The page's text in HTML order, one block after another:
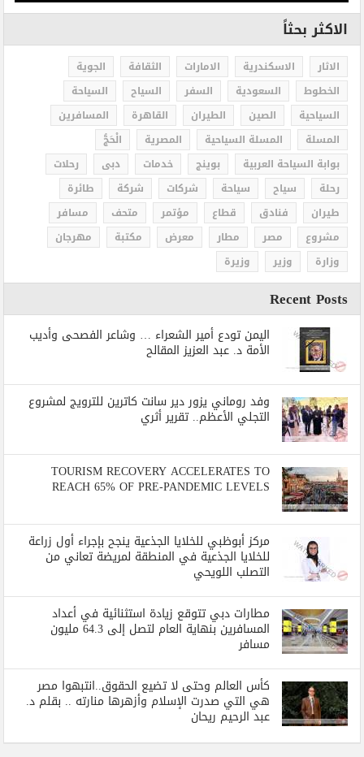
الاكثر بحثاً
الاثار الاسكندرية الامارات الثقافة
الجوية
الخطوط
السعودية السفر السياح
السياحة
السياحية
الصين الطيران القاهرة
المسافرين
المسلة
المسلة السياحية المصرية
الْحَجُّ
بوابة السياحة العربية
بوينج خدمات دبى
رحلات
رحلة
سياح سياحة شركات شركة
طائرة
طيران
فنادق قطاع مؤتمر متحف
مسافر
مشروع
مصر مطار معرض مكتبة
مهرجان
وزارة
وزير وزيرة
Recent Posts
اليمن تودع أمير الشعراء … وشاعر الفصحى وأديب
الأمة د. عبد العزيز المقالح
وفد روماني يزور دير سانت كاترين للترويج لمشروع
التجلي الأعظم.. تقرير أثري
TOURISM RECOVERY ACCELERATES TO
REACH 65% OF PRE-PANDEMIC LEVELS
مركز أبوظبي للخلايا الجذعية ينجح بإجراء أول زراعة
للخلايا الجذعية في المنطقة لمريضة تعاني من
التصلب اللويحي
مطارات دبي تتوقع زيادة استثنائية في أعداد
المسافرين بنهاية العام لتصل إلى 64.3 مليون
مسافر
كأس العالم وحتى لا تضيع الحقوق..انتبهوا مصر
هي التي صدرت الإسلام وأزهرها منارته .. بقلم د.
عبد الرحيم ريحان